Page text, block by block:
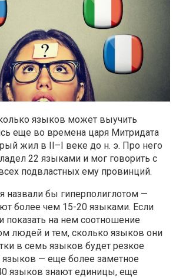
языков может выучить
еще во времена царя Митридата
жил в II–I веке до н. э. Про него
22 языками и мог говорить с
подвластных ему провинций.
назвали бы гиперполиглотом —
более чем 15-20 языками. Если
показать на нем соотношение
людей и тем, сколько языков они
в семь языков будет резкое
языков — еще более заметное
языков знают единицы, еще